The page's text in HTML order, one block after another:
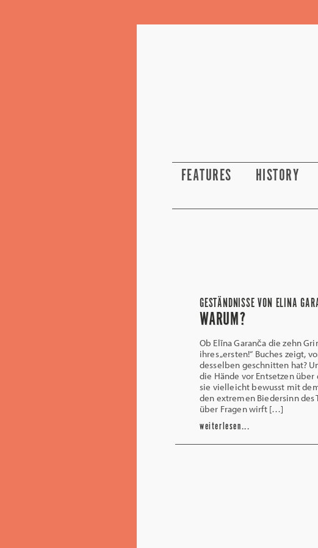
FEATURES HISTORY
GESTÄNDNISSE VON ELINA
WARUM?
Ob Elīna Garanča die zehn
ihres „ersten!“ Buches zeigt,
desselben geschnitten hat?
die Hände vor Entsetzen über
sie vielleicht bewusst mit
den extremen Biedersinn des
über Fragen wirft […]
weiterlesen...